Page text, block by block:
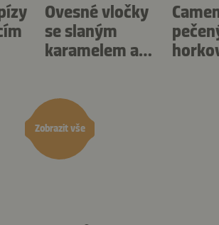
Zobrazit vše
Ovesné vločky
se slaným
karamelem a
horkovzdušné
fritéze.